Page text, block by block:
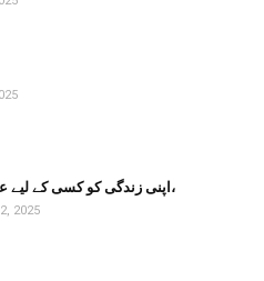
اپنی زندگی کو کسی کے لیے عیاں نہ کریں،
2025